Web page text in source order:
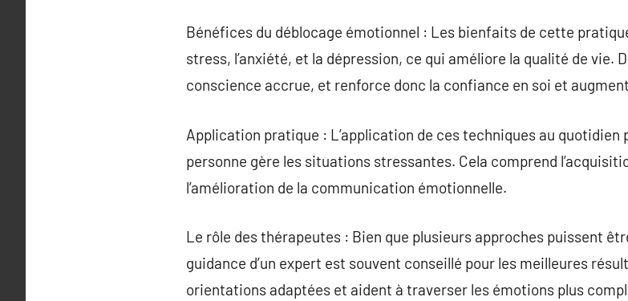
Bénéfices du déblocage émotionnel : Les bienfaits de cette
stress, l’anxiété, et la dépression, ce qui améliore la qualité de vie.
conscience accrue, et renforce donc la confiance en soi et
Application pratique : L’application de ces techniques au
personne gère les situations stressantes. Cela comprend
l’amélioration de la communication émotionnelle.
Le rôle des thérapeutes : Bien que plusieurs approches puissent
guidance d’un expert est souvent conseillé pour les meilleures
orientations adaptées et aident à traverser les émotions plus